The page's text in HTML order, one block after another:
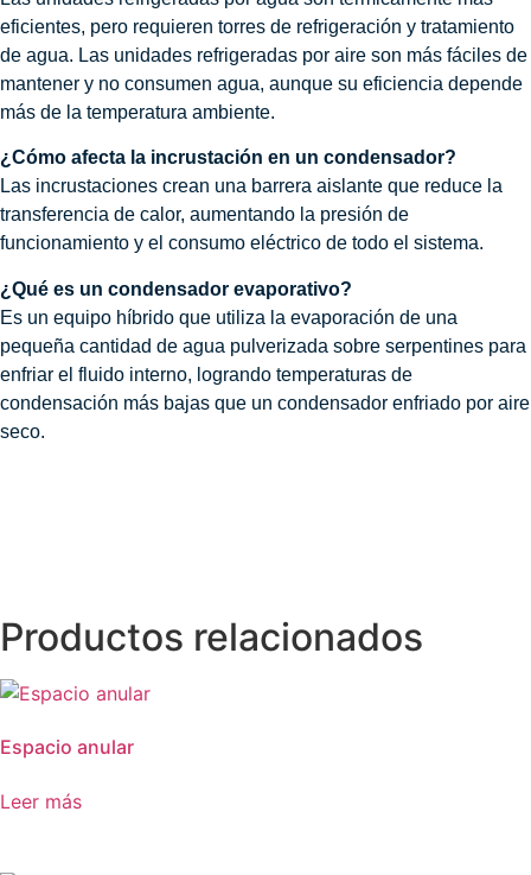
eficientes, pero requieren torres de refrigeración y tratamiento
de agua. Las unidades refrigeradas por aire son más fáciles de
mantener y no consumen agua, aunque su eficiencia depende
más de la temperatura ambiente.
¿Cómo afecta la incrustación en un condensador?
Las incrustaciones crean una barrera aislante que reduce la
transferencia de calor, aumentando la presión de
funcionamiento y el consumo eléctrico de todo el sistema.
¿Qué es un condensador evaporativo?
Es un equipo híbrido que utiliza la evaporación de una
pequeña cantidad de agua pulverizada sobre serpentines para
enfriar el fluido interno, logrando temperaturas de
condensación más bajas que un condensador enfriado por aire
seco.
Productos relacionados
Espacio anular
Leer más